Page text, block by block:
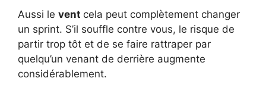
Aussi le vent cela peut complètement changer
un sprint. S’il souffle contre vous, le risque de
partir trop tôt et de se faire rattraper par
quelqu’un venant de derrière augmente
considérablement.